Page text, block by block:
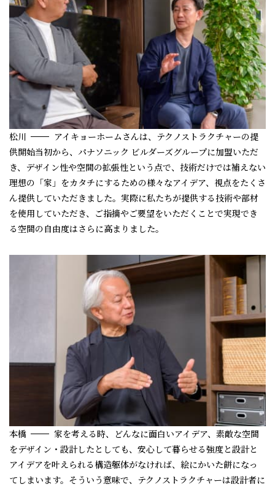
松川
アイキョーホームさんは、テクノストラクチャーの提
供開始当初から、パナソニック ビルダーズグループに加盟いただ
き、デザイン性や空間の拡張性という点で、技術だけでは補えない
理想の「家」をカタチにするための様々なアイデア、視点をたくさ
ん提供していただきました。実際に私たちが提供する技術や部材
を使用していただき、ご指摘やご要望をいただくことで実現でき
る空間の自由度はさらに高まりました。
本橋
家を考える時、どんなに面白いアイデア、素敵な空間
をデザイン・設計したとしても、安心して暮らせる強度と設計と
アイデアを叶えられる構造躯体がなければ、絵にかいた餅になっ
てしまいます。そういう意味で、テクノストラクチャーは設計者に